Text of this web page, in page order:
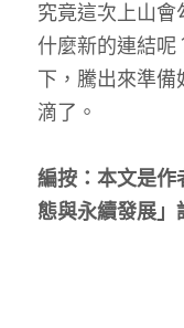
究竟這次上山會
什麼新的連結呢
下，騰出來準備
滴了。
編按：本文是作
態與永續發展」